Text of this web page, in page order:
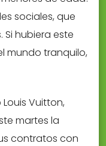
sociales, que
hubiera este
mundo tranquilo,
Vuitton,
martes la
contratos con